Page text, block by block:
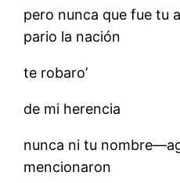
pero nunca que fue tu
pario la nación
te robaro’
de mi herencia
nunca ni tu
mencionaron